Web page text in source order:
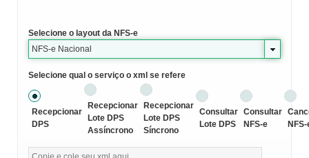
Selecione o layout da NFS-e
NFS-e Nacional
Selecione qual o serviço o xml se refere
Recepcionar
DPS
Recepcionar
Lote DPS
Assíncrono
Recepcionar
Lote DPS
Síncrono
Consultar
Lote DPS
Consultar
NFS-e
NFS-